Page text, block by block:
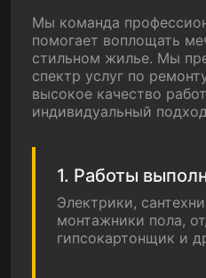
Мы команда
помогает воплощать
стильном жилье. Мы
спектр услуг по
высокое качество
индивидуальный
1. Работы
Электрики,
монтажники пола,
гипсокартонщик и